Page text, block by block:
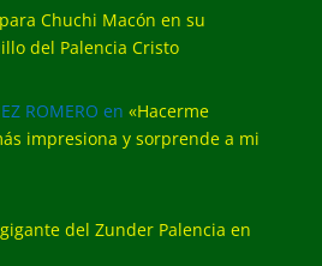
Chuchi Macón en su
del Palencia Cristo
ROMERO en «Hacerme
impresiona y sorprende a mi
del Zunder Palencia en